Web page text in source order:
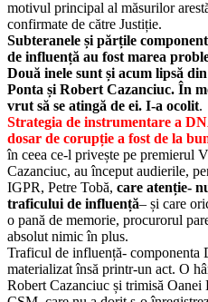
motivul principal al măsurilor
confirmate de către Justiție.
Subteranele și părțile
de influență au fost marea
Două inele sunt și acum lipsă
Ponta și Robert Cazanciuc. În
vrut să se atingă de ei. I-a ocolit.
Strategia de instrumentare a
dosar de corupție a fost de la
în ceea ce-l privește pe premierul
Cazanciuc, au început audierile,
IGPR, Petre Tobă, care atenție-
traficului de influență– și care
o pană de memorie, procurorul
absolut nimic în plus.
Traficul de influență- componenta
materializat însă printr-un act. O
Robert Cazanciuc și trimisă Oanei